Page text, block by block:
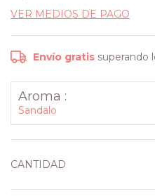
VER MEDIOS DE PAGO
Envío gratis superando
Aroma :
Sandalo
CANTIDAD